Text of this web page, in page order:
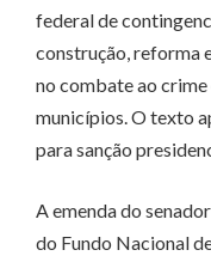
federal de
construção, reforma
no combate ao
municípios. O texto
para sanção
A emenda do
do Fundo Nacional